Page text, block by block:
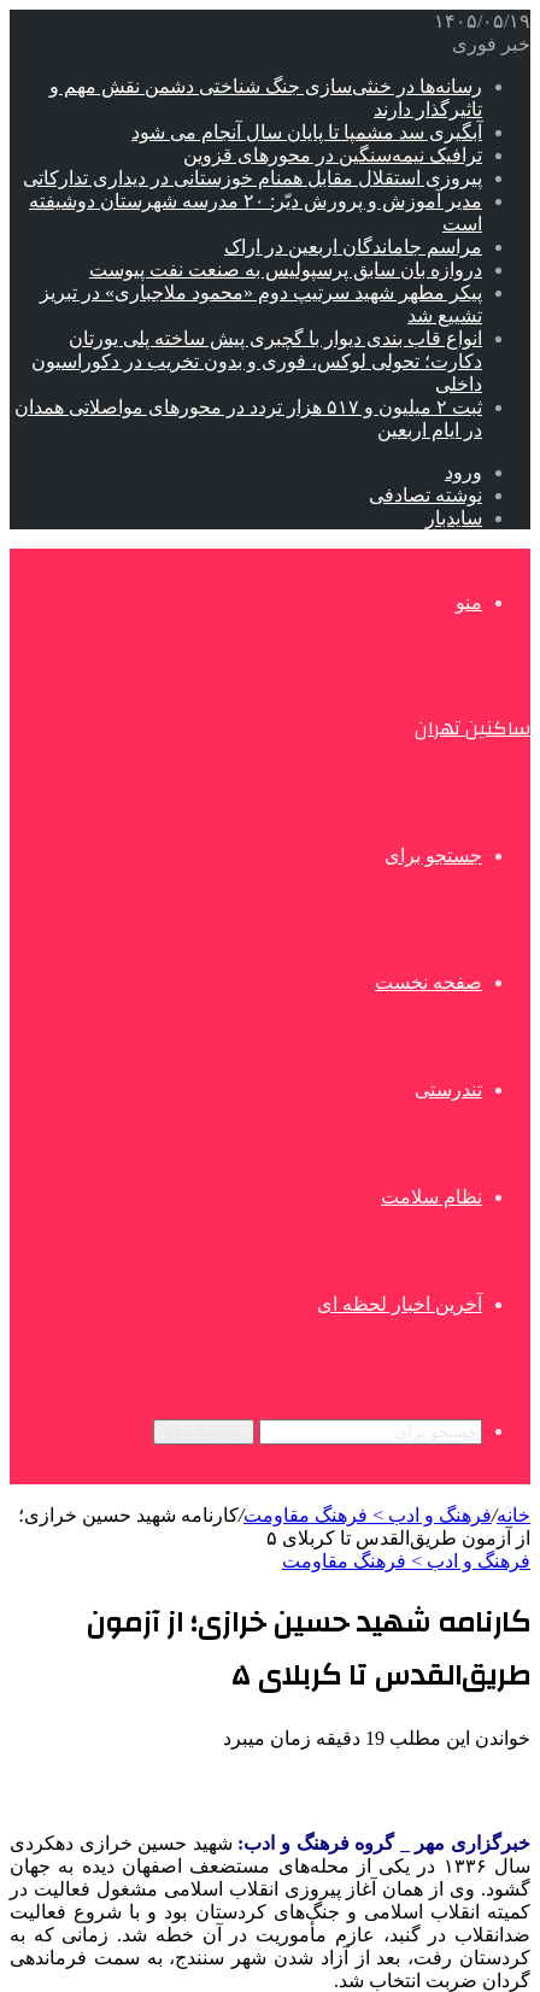
۱۴۰۵/۰۵/۱۹
خبر فوری
رسانه‌ها در خنثی‌سازی جنگ شناختی دشمن نقش‌ مهم و
تاثیرگذار دارند
آبگیری سد مشمپا تا پایان سال آنجام می شود
ترافیک نیمه‌سنگین در محورهای قزوین
پیروزی استقلال مقابل همنام خوزستانی در دیداری تدارکاتی
مدیر آموزش و پرورش دیّر: ۲۰ مدرسه شهرستان دوشیفته
است
مراسم جاماندگان اربعین در اراک
دروازه بان سابق پرسپولیس به صنعت نفت پیوست
پیکر مطهر شهید سرتیپ دوم «محمود ملاجباری» در تبریز
تشییع شد
انواع قاب بندی دیوار با گچبری پیش ساخته پلی یورتان
دکارت؛ تحولی لوکس، فوری و بدون تخریب در دکوراسیون
داخلی
ثبت ۲ میلیون و ۵۱۷ هزار تردد در محورهای مواصلاتی همدان
در ایام اربعین
ورود
نوشته تصادفی
سایدبار
منو
ساکنین تهران
جستجو برای
صفحه نخست
تندرستی
نظام سلامت
آخرین اخبار لحظه ای
خانه/فرهنگ و ادب > فرهنگ مقاومت/کارنامه شهید حسین خرازی؛
از آزمون طریق‌القدس تا کربلای ۵
فرهنگ و ادب > فرهنگ مقاومت
کارنامه شهید حسین خرازی؛ از آزمون
طریق‌القدس تا کربلای ۵
خواندن این مطلب 19 دقیقه زمان میبرد
خبرگزاری مهر _ گروه فرهنگ و ادب: شهید حسین خرازی دهکردی
سال ۱۳۳۶ در یکی از محله‌های مستضعف اصفهان دیده به جهان
گشود. وی از همان آغاز پیروزی انقلاب اسلامی مشغول فعالیت در
کمیته انقلاب اسلامی و جنگ‌های کردستان بود و با شروع فعالیت
ضدانقلاب در گنبد، عازم مأموریت در آن خطه شد. زمانی که به
کردستان رفت، بعد از آزاد شدن شهر سنندج، به سمت فرماندهی
گردان ضربت انتخاب شد.